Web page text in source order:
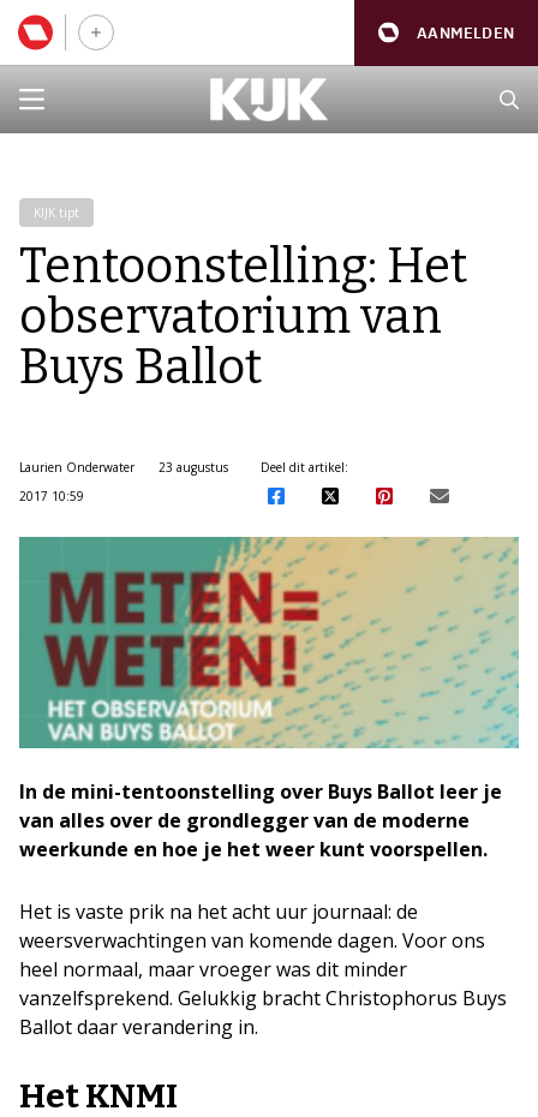
AANMELDEN
KIJK tipt
Tentoonstelling: Het
observatorium van
Buys Ballot
Laurien Onderwater
23 augustus
2017 10:59
Deel dit artikel:
In de mini-tentoonstelling over Buys Ballot leer je
van alles over de grondlegger van de moderne
weerkunde en hoe je het weer kunt voorspellen.
Het is vaste prik na het acht uur journaal: de
weersverwachtingen van komende dagen. Voor ons
heel normaal, maar vroeger was dit minder
vanzelfsprekend. Gelukkig bracht Christophorus Buys
Ballot daar verandering in.
Het KNMI